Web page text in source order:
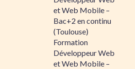
et Web Mobile –
Bac+2 en continu
(Toulouse)
Formation
Développeur Web
et Web Mobile –